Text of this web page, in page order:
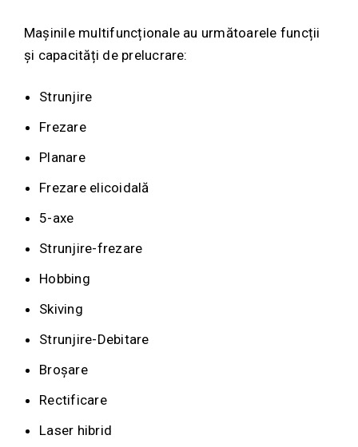
Mașinile multifuncționale au următoarele funcții
și capacități de prelucrare:
Strunjire
Frezare
Planare
Frezare elicoidală
5-axe
Strunjire-frezare
Hobbing
Skiving
Strunjire-Debitare
Broșare
Rectificare
Laser hibrid